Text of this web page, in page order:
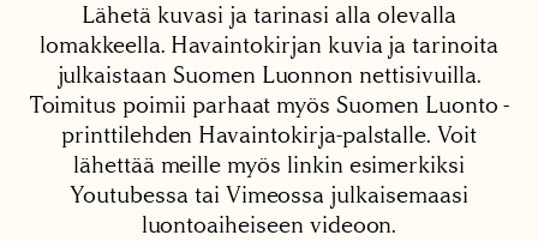
Lähetä kuvasi ja tarinasi alla olevalla
lomakkeella. Havaintokirjan kuvia ja tarinoita
julkaistaan Suomen Luonnon nettisivuilla.
Toimitus poimii parhaat myös Suomen Luonto -
printtilehden Havaintokirja-palstalle. Voit
lähettää meille myös linkin esimerkiksi
Youtubessa tai Vimeossa julkaisemaasi
luontoaiheiseen videoon.